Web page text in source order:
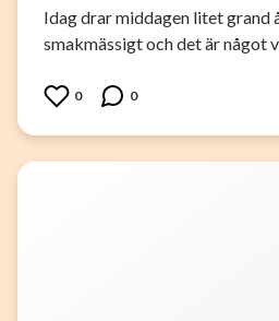
Idag drar middagen litet grand
smakmässigt och det är något
0 0